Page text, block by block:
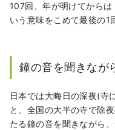
107回、年が明けてからは
いう意味をこめて最後の1
鐘の音を聞きなが
日本では大晦日の深夜(寺
と、全国の大半の寺で除
たる鐘の音を聞きながら